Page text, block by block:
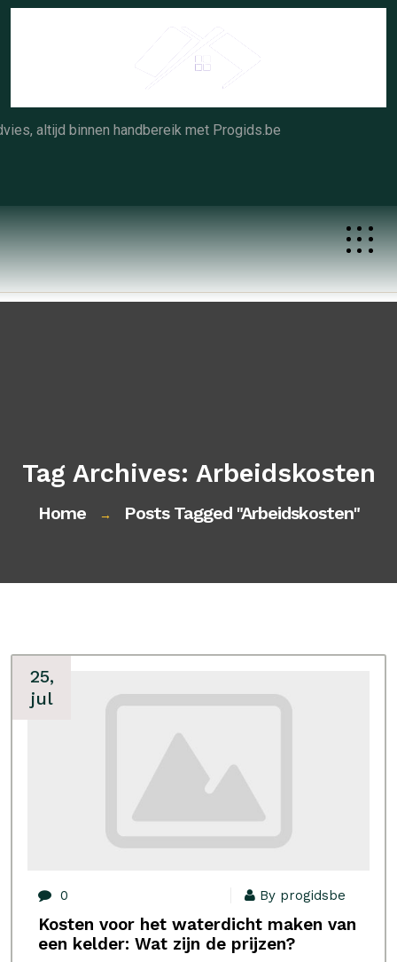
Skip
altijd binnen handbereik met Progids.be
Tag Archives: Arbeidskosten
Home → Posts Tagged "arbeidskosten"
25,
jul
0 By progidsbe
Kosten voor het waterdicht maken van
een kelder: Wat zijn de prijzen?